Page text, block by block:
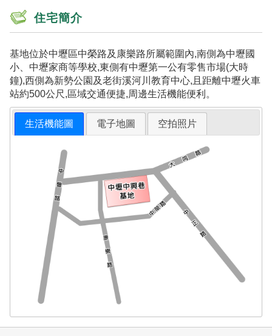
住宅簡介
基地位於中壢區中榮路及康樂路所屬範圍內,南側為中壢國
小、中壢家商等學校,東側有中壢第一公有零售市場(大時
鐘),西側為新勢公園及老街溪河川教育中心,且距離中壢火車
站約500公尺,區域交通便捷,周邊生活機能便利。
生活機能圖 電子地圖 空拍照片